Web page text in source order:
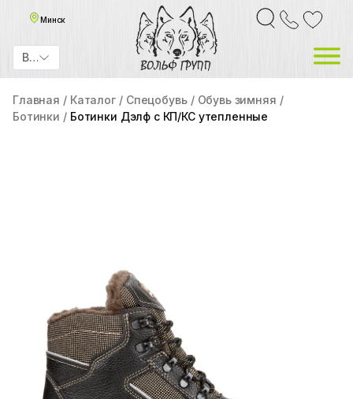
Минск
BYN
Главная Каталог Спецобувь
Обувь зимняя
Ботинки
Ботинки Дэлф с КП/КС утепленные